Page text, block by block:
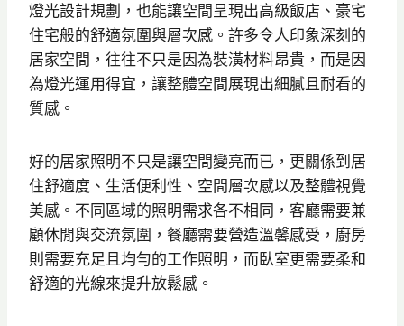
燈光設計規劃，也能讓空間呈現出高級飯店、豪宅
住宅般的舒適氛圍與層次感。許多令人印象深刻的
居家空間，往往不只是因為裝潢材料昂貴，而是因
為燈光運用得宜，讓整體空間展現出細膩且耐看的
質感。
好的居家照明不只是讓空間變亮而已，更關係到居
住舒適度、生活便利性、空間層次感以及整體視覺
美感。不同區域的照明需求各不相同，客廳需要兼
顧休閒與交流氛圍，餐廳需要營造溫馨感受，廚房
則需要充足且均勻的工作照明，而臥室更需要柔和
舒適的光線來提升放鬆感。